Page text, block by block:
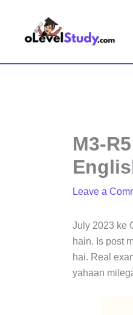
content
M3-
Leave a
July 2023 ke
hain. Is post
hai. Real
yahaan